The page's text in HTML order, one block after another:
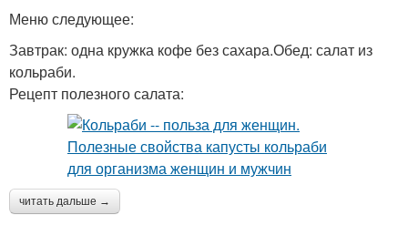
Меню следующее:
Завтрак: одна кружка кофе без сахара.Обед: салат из
кольраби.
Рецепт полезного салата:
читать дальше →